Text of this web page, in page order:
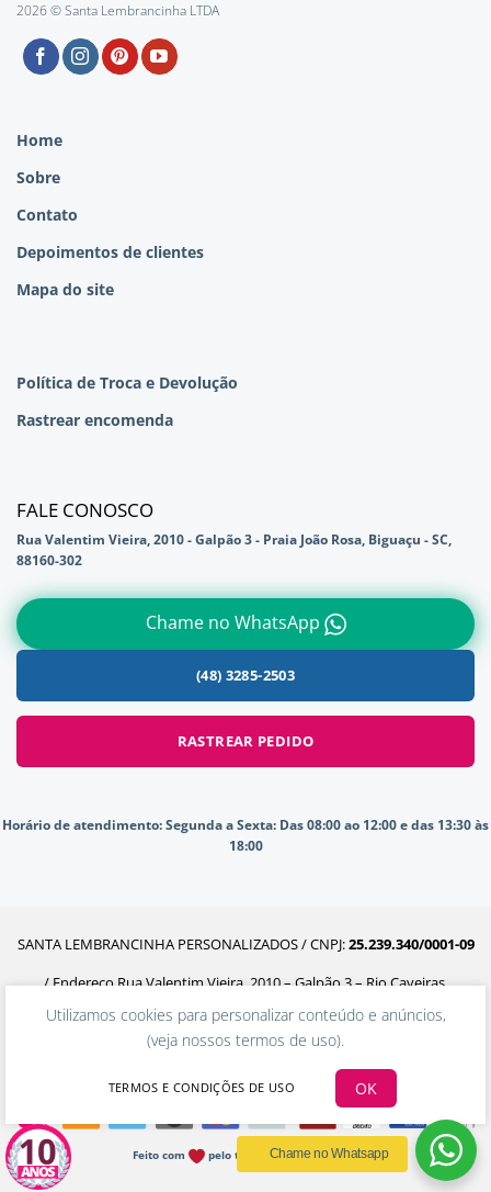
2026 © Santa Lembrancinha LTDA
Home
Sobre
Contato
Depoimentos de clientes
Mapa do site
Política de Troca e Devolução
Rastrear encomenda
FALE CONOSCO
Rua Valentim Vieira, 2010 - Galpão 3 - Praia João Rosa, Biguaçu - SC,
88160-302
Chame no WhatsApp
(48) 3285-2503
RASTREAR PEDIDO
Horário de atendimento:Segunda a Sexta: Das 08:00 ao 12:00 e das 13:30 às
18:00
Chame no Whatsapp
SANTA LEMBRANCINHA PERSONALIZADOS / CNPJ:25.239.340/0001-09
/ Endereço Rua Valentim Vieira, 2010 – Galpão 3 – Rio Caveiras,
Biguaçu – SC, 88160-302
Feito com pelo time da Ecommerceria
Utilizamos cookies para personalizar conteúdo e anúncios,
(veja nossos termos de uso).
TERMOS E CONDIÇÕES DE USO OK